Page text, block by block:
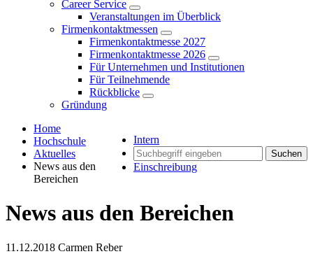
Career Service
Veranstaltungen im Überblick
Firmenkontaktmessen
Firmenkontaktmesse 2027
Firmenkontaktmesse 2026
Für Unternehmen und Institutionen
Für Teilnehmende
Rückblicke
Gründung
Intern
Suchen
Einschreibung
Home
Hochschule
Aktuelles
News aus den
Bereichen
News aus den Bereichen
11.12.2018 Carmen Reber